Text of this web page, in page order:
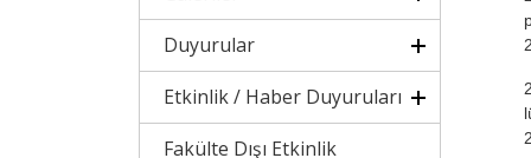
Duyurular
Etkinlik / Haber Duyuruları
Fakülte Dışı Etkinlik